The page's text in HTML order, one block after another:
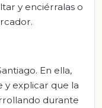
y enciérralas o
En ella,
y explicar que la
durante